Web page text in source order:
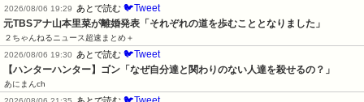
2026/08/06 19:29
あとで読む 🐦Tweet
元TBSアナ山本里菜が離婚発表「それぞれの道を歩むこととなりました」
２ちゃんねるニュース超速まとめ＋
2026/08/06 19:30
あとで読む 🐦Tweet
【ハンターハンター】ゴン「なぜ自分達と関わりのない人達を殺せるの？」
あにまんch